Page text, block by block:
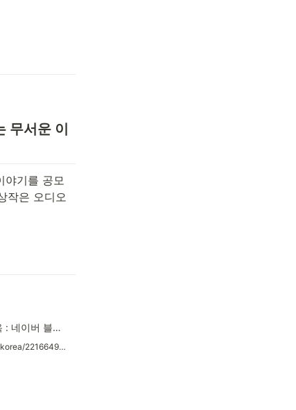
무서운 이
야기를 공모
작은 오디오
모든 이야기들의 안식처, 안전가옥 : 네이버 블로그
https://blog.naver.com/safehousekorea/221664938086